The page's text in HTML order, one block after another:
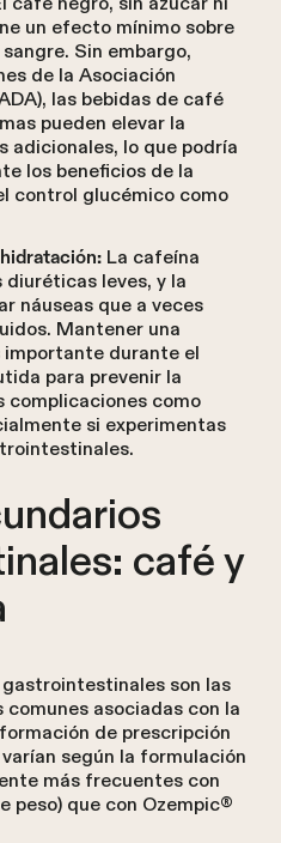
un efecto mínimo sobre
Sin embargo,
de la Asociación
las bebidas de café
pueden elevar la
adicionales, lo que podría
los beneficios de la
control glucémico como
La cafeína
leves, y la
náuseas que a veces
Mantener una
durante el
para prevenir la
complicaciones como
si experimentas
café y
son las
asociadas con la
de prescripción
según la formulación
más frecuentes con
peso) que con Ozempic®